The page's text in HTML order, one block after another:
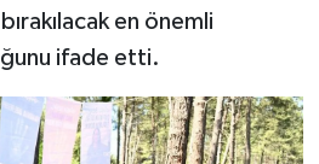
en önemli
ifade etti.